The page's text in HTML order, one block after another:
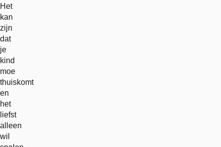
Het
kan
zijn
dat
je
kind
moe
thuiskomt
en
het
liefst
alleen
wil